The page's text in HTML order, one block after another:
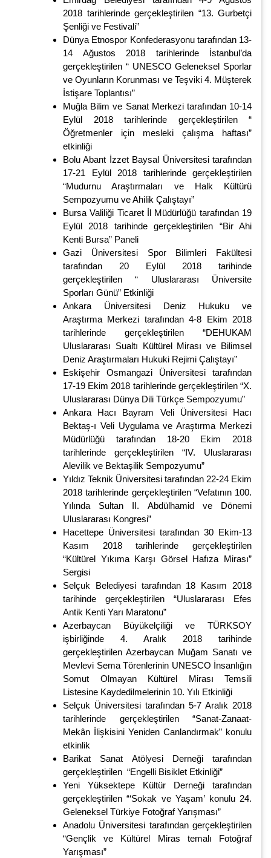
2018 tarihlerinde gerçekleştirilen “13. Gurbetçi
Şenliği ve Festivali”
Dünya Etnospor Konfederasyonu tarafından 13-
14 Ağustos 2018 tarihlerinde İstanbul’da
gerçekleştirilen “ UNESCO Geleneksel Sporlar
ve Oyunların Korunması ve Teşviki 4. Müşterek
İstişare Toplantısı”
Muğla Bilim ve Sanat Merkezi tarafından 10-14
Eylül 2018 tarihlerinde gerçekleştirilen “
Öğretmenler için mesleki çalışma haftası”
etkinliği
Bolu Abant İzzet Baysal Üniversitesi tarafından
17-21 Eylül 2018 tarihlerinde gerçekleştirilen
“Mudurnu Araştırmaları ve Halk Kültürü
Sempozyumu ve Ahilik Çalıştayı”
Bursa Valiliği Ticaret İl Müdürlüğü tarafından 19
Eylül 2018 tarihinde gerçekleştirilen “Bir Ahi
Kenti Bursa” Paneli
Gazi Üniversitesi Spor Bilimleri Fakültesi
tarafından 20 Eylül 2018 tarihinde
gerçekleştirilen “ Uluslararası Üniversite
Sporları Günü” Etkinliği
Ankara Üniversitesi Deniz Hukuku ve
Araştırma Merkezi tarafından 4-8 Ekim 2018
tarihlerinde gerçekleştirilen “DEHUKAM
Uluslararası Sualtı Kültürel Mirası ve Bilimsel
Deniz Araştırmaları Hukuki Rejimi Çalıştayı”
Eskişehir Osmangazi Üniversitesi tarafından
17-19 Ekim 2018 tarihlerinde gerçekleştirilen “X.
Uluslararası Dünya Dili Türkçe Sempozyumu”
Ankara Hacı Bayram Veli Üniversitesi Hacı
Bektaş-ı Veli Uygulama ve Araştırma Merkezi
Müdürlüğü tarafından 18-20 Ekim 2018
tarihlerinde gerçekleştirilen “IV. Uluslararası
Alevilik ve Bektaşilik Sempozyumu”
Yıldız Teknik Üniversitesi tarafından 22-24 Ekim
2018 tarihlerinde gerçekleştirilen “Vefatının 100.
Yılında Sultan II. Abdülhamid ve Dönemi
Uluslararası Kongresi”
Hacettepe Üniversitesi tarafından 30 Ekim-13
Kasım 2018 tarihlerinde gerçekleştirilen
“Kültürel Yıkıma Karşı Görsel Hafıza Mirası”
Sergisi
Selçuk Belediyesi tarafından 18 Kasım 2018
tarihinde gerçekleştirilen “Uluslararası Efes
Antik Kenti Yarı Maratonu”
Azerbaycan Büyükelçiliği ve TÜRKSOY
işbirliğinde 4. Aralık 2018 tarihinde
gerçekleştirilen Azerbaycan Muğam Sanatı ve
Mevlevi Sema Törenlerinin UNESCO İnsanlığın
Somut Olmayan Kültürel Mirası Temsili
Listesine Kaydedilmelerinin 10. Yılı Etkinliği
Selçuk Üniversitesi tarafından 5-7 Aralık 2018
tarihlerinde gerçekleştirilen “Sanat-Zanaat-
Mekân İlişkisini Yeniden Canlandırmak” konulu
etkinlik
Barikat Sanat Atölyesi Derneği tarafından
gerçekleştirilen “Engelli Bisiklet Etkinliği”
Yeni Yüksektepe Kültür Derneği tarafından
gerçekleştirilen “‘Sokak ve Yaşam’ konulu 24.
Geleneksel Türkiye Fotoğraf Yarışması”
Anadolu Üniversitesi tarafından gerçekleştirilen
“Gençlik ve Kültürel Miras temalı Fotoğraf
Yarışması”